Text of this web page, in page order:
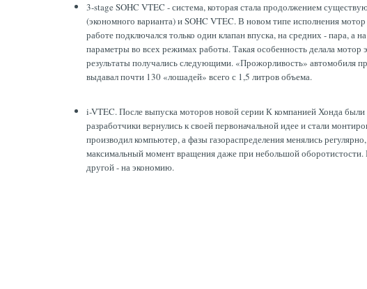
3-stage SOHC VTEC - система, которая стала продолжением
(экономного варианта) и SOHC VTEC. В новом типе исполнения
работе подключался только один клапан впуска, на средних - пара, а
параметры во всех режимах работы. Такая особенность делала
результаты получались следующими. «Прожорливость» автомобиля
выдавал почти 130 «лошадей» всего с 1,5 литров объема.
i-VTEC. После выпуска моторов новой серии К компанией Хонда
разработчики вернулись к своей первоначальной идее и стали
производил компьютер, а фазы газораспределения менялись
максимальный момент вращения даже при небольшой
другой - на экономию.